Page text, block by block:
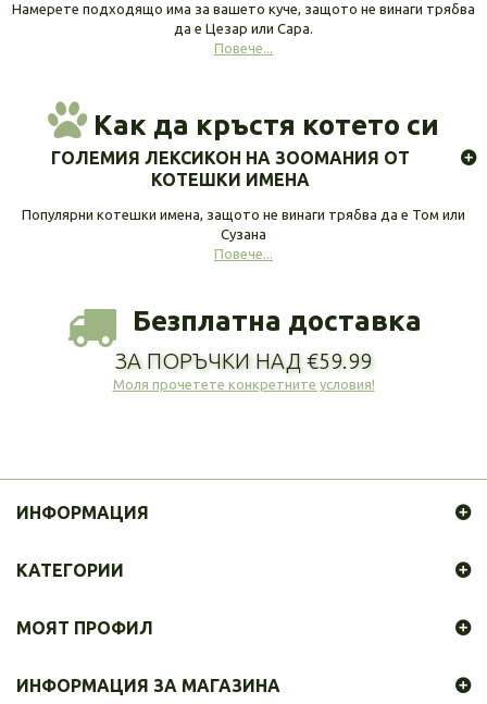
Намерете подходящо има за вашето куче, защото не винаги трябва
да е Цезар или Сара.
Повече...
Как да кръстя котето си
ГОЛЕМИЯ ЛЕКСИКОН НА ЗООМАНИЯ ОТ
КОТЕШКИ ИМЕНА
Популярни котешки имена, защото не винаги трябва да е Том или
Сузана
Повече...
Безплатна доставка
ЗА ПОРЪЧКИ НАД €59.99
Моля прочетете конкретните условия!
ИНФОРМАЦИЯ
КАТЕГОРИИ
МОЯТ ПРОФИЛ
ИНФОРМАЦИЯ ЗА МАГАЗИНА